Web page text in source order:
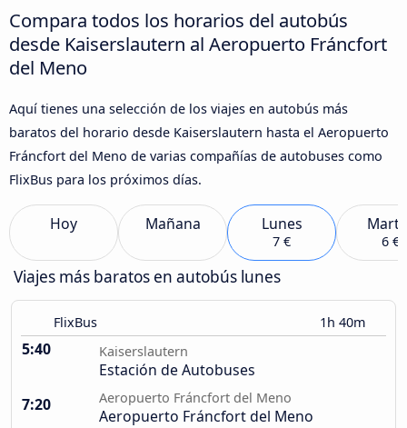
Compara todos los horarios del autobús
desde Kaiserslautern al Aeropuerto Fráncfort
del Meno
Aquí tienes una selección de los viajes en autobús más
baratos del horario desde Kaiserslautern hasta el Aeropuerto
Fráncfort del Meno de varias compañías de autobuses como
FlixBus para los próximos días.
Hoy Mañana Lunes
7 € 6 €
Viajes más baratos en autobús lunes
FlixBus 1h 40m
5:40 Kaiserslautern
Estación de Autobuses
7:20
Aeropuerto Fráncfort del Meno
Aeropuerto Fráncfort del Meno